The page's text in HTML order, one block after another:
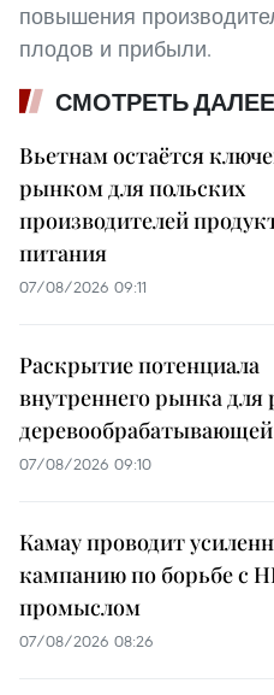
повышения
плодов и прибыли.
СМОТРЕТЬ ДАЛЕЕ
Вьетнам остаётся
рынком для польских
производителей
питания
07/08/2026 09:11
Раскрытие потенциала
внутреннего рынка для
07/08/2026 09:10
Камау проводит
кампанию по борьбе с
промыслом
07/08/2026 08:26